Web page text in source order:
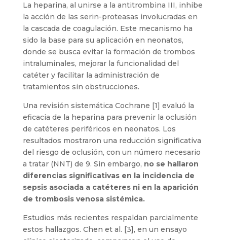
La heparina, al unirse a la antitrombina III, inhibe
la acción de las serin-proteasas involucradas en
la cascada de coagulación. Este mecanismo ha
sido la base para su aplicación en neonatos,
donde se busca evitar la formación de trombos
intraluminales, mejorar la funcionalidad del
catéter y facilitar la administración de
tratamientos sin obstrucciones.
Una revisión sistemática Cochrane [1] evaluó la
eficacia de la heparina para prevenir la oclusión
de catéteres periféricos en neonatos. Los
resultados mostraron una reducción significativa
del riesgo de oclusión, con un número necesario
a tratar (NNT) de 9. Sin embargo, no se hallaron
diferencias significativas en la incidencia de
sepsis asociada a catéteres ni en la aparición
de trombosis venosa sistémica.
Estudios más recientes respaldan parcialmente
estos hallazgos. Chen et al. [3], en un ensayo